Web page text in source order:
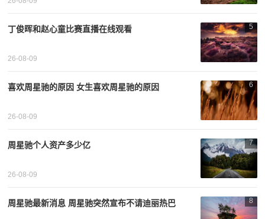
5
丁俊晖和赵心童比赛直播在线观看
26-08-09
6
喜欢周星驰的原因 女生喜欢周星驰的原因
26-08-09
7
周星驰个人资产多少亿
26-08-09
8
周星驰最新消息 周星驰突然宣布不请迪丽热巴